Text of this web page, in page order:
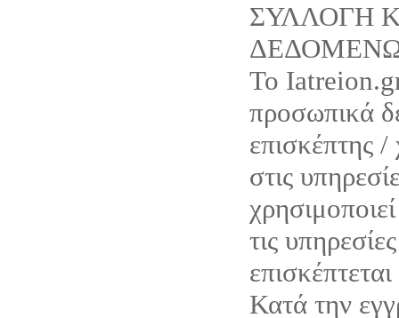
ΣΥΛΛΟΓΗ
Το
προσωπικά
επισκέπτης /
στις
τις
Κατά την